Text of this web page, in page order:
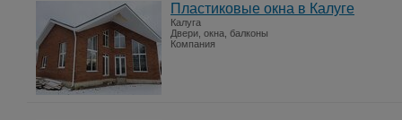
Пластиковые окна в Калуге
Калуга
Двери, окна, балконы
Компания